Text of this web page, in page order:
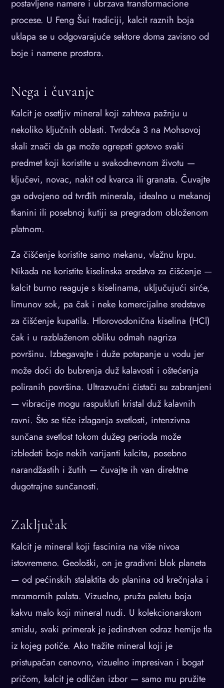
postavljene namere i ubrzava transformacione
procese. U Feng Šui tradiciji, kalcit raznih boja
uklapa se u odgovarajuće sektore doma zavisno od
boje i namene prostora.
Nega i čuvanje
Kalcit je osetljiv mineral koji zahteva pažnju u
nekoliko ključnih oblasti. Tvrdoća 3 na Mohsovoj
skali znači da ga može ogrepsti gotovo svaki
predmet koji koristite u svakodnevnom životu —
ključevi, novac, nakit od kvarca ili granata. Čuvajte
ga odvojeno od tvrđih minerala, idealno u mekanoj
tkanini ili posebnoj kutiji sa pregradom obloženom
platnom.
Za čišćenje koristite samo mekanu, vlažnu krpu.
Nikada ne koristite kiselinska sredstva za čišćenje —
kalcit burno reaguje s kiselinama, uključujući sirće,
limunov sok, pa čak i neke komercijalne sredstave
za čišćenje kupatila. Hlorovodonična kiselina (HCl)
čak i u razblaženom obliku odmah nagriza
površinu. Izbegavajte i duže potapanje u vodu jer
može doći do bubrenja duž kalavosti i oštećenja
poliranih površina. Ultrazvučni čistači su zabranjeni
— vibracije mogu raspukluti kristal duž kalavnih
ravni. Što se tiče izlaganja svetlosti, intenzivna
sunčana svetlost tokom dužeg perioda može
izbledeti boje nekih varijanti kalcita, posebno
narandžastih i žutih — čuvajte ih van direktne
dugotrajne sunčanosti.
Zaključak
Kalcit je mineral koji fascinira na više nivoa
istovremeno. Geološki, on je gradivni blok planeta
— od pećinskih stalaktita do planina od krečnjaka i
mramornih palata. Vizuelno, pruža paletu boja
kakvu malo koji mineral nudi. U kolekcionarskom
smislu, svaki primerak je jedinstven odraz hemije tla
iz kojeg potiče. Ako tražite mineral koji je
pristupačan cenovno, vizuelno impresivan i bogat
pričom, kalcit je odličan izbor — samo mu pružite